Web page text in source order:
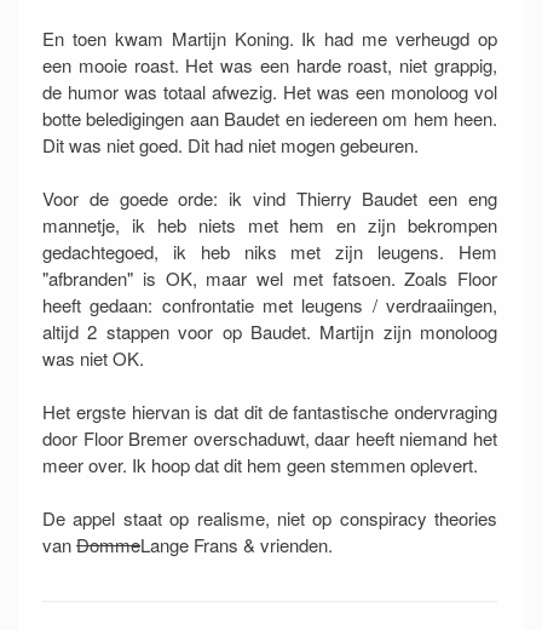
En toen kwam Martijn Koning. Ik had me verheugd op
een mooie roast. Het was een harde roast, niet grappig,
de humor was totaal afwezig. Het was een monoloog vol
botte beledigingen aan Baudet en iedereen om hem heen.
Dit was niet goed. Dit had niet mogen gebeuren.
Voor de goede orde: ik vind Thierry Baudet een eng
mannetje, ik heb niets met hem en zijn bekrompen
gedachtegoed, ik heb niks met zijn leugens. Hem
"afbranden" is OK, maar wel met fatsoen. Zoals Floor
heeft gedaan: confrontatie met leugens / verdraaiingen,
altijd 2 stappen voor op Baudet. Martijn zijn monoloog
was niet OK.
Het ergste hiervan is dat dit de fantastische ondervraging
door Floor Bremer overschaduwt, daar heeft niemand het
meer over. Ik hoop dat dit hem geen stemmen oplevert.
De appel staat op realisme, niet op conspiracy theories
vanDommeLange Frans & vrienden.